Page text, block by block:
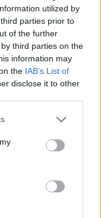
utilized by
parties prior to
of the further
third parties on the
information may
the IAB’s List of
disclose it to other
or more Google
You may click to
party tags to
in below Google